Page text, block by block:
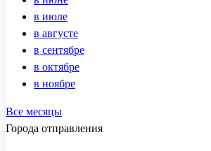
в июле
в августе
в сентябре
в октябре
в ноябре
Все месяцы
Города отправления